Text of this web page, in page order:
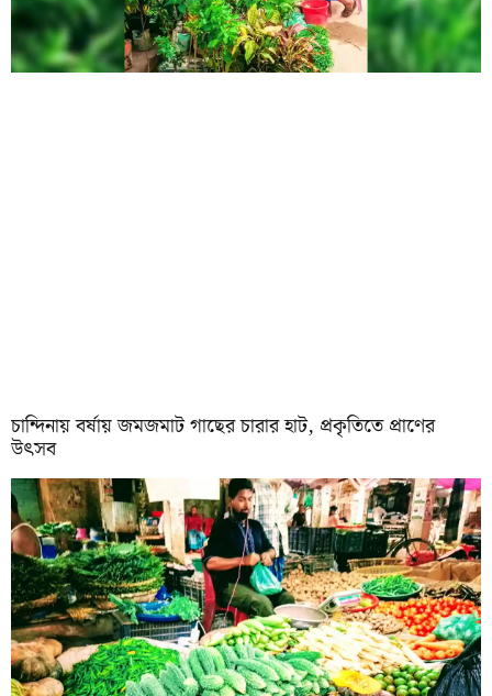
চান্দিনায় বর্ষায় জমজমাট গাছের চারার হাট, প্রকৃতিতে প্রাণের
উৎসব